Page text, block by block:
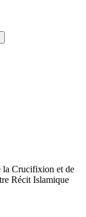
la Crucifixion et de
Récit Islamique